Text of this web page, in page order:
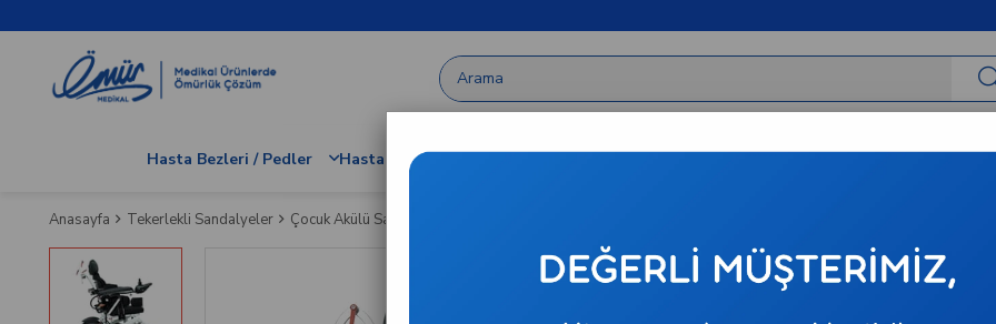
Hasta Bezleri / Pedler Hastane / Klinik Demirbaşlar Tıbbi Cihazlar Tıbbi Sarf Varis Çorapları
Anasayfa Tekerlekli Sandalyeler Çocuk Akülü Sandalye Mavi
Çocuk